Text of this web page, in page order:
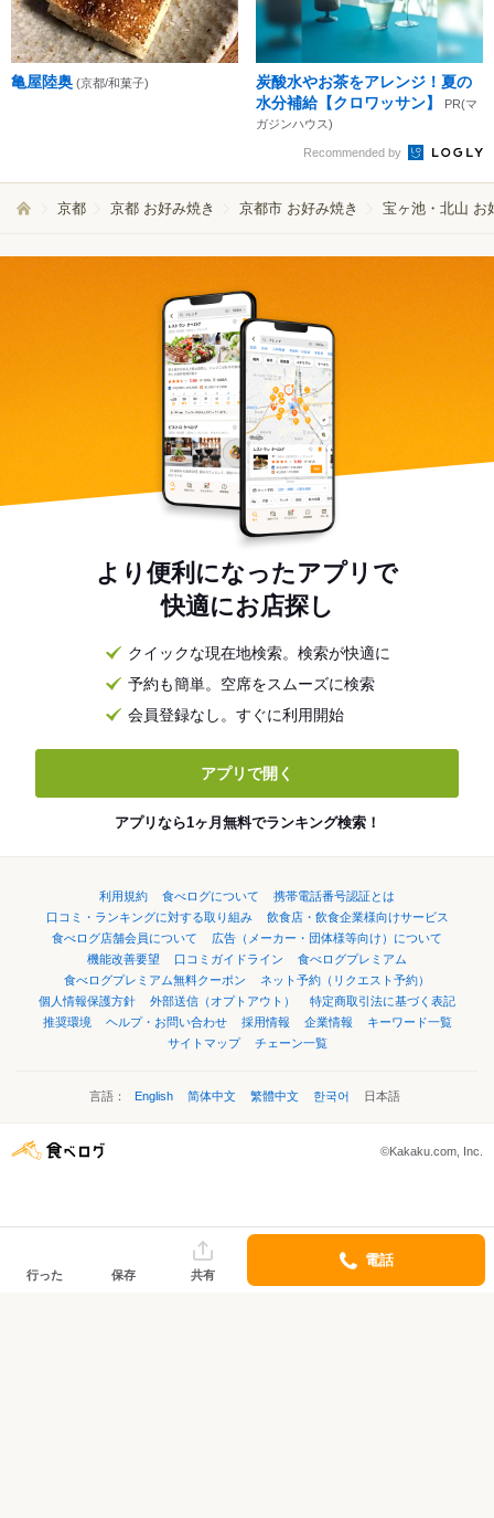
亀屋陸奥 (京都/和菓子)
炭酸水やお茶をアレンジ！夏の
水分補給【クロワッサン】
PR(マ
ガジンハウス)
Recommended by
京都 京都 お好み焼き 京都市 お好み焼き 宝ヶ池・北山 お
より便利になったアプリで
快適にお店探し
クイックな現在地検索。検索が快適に
予約も簡単。空席をスムーズに検索
会員登録なし。すぐに利用開始
アプリで開く
アプリなら1ヶ月無料でランキング検索！
利用規約 食べログについて
携帯電話番号認証とは
口コミ・ランキングに対する取り組み
飲食店・飲食企業様向けサービス
食べログ店舗会員について
広告（メーカー・団体様等向け）について
機能改善要望
口コミガイドライン
食べログプレミアム
食べログプレミアム無料クーポン
ネット予約（リクエスト予約）
個人情報保護方針
外部送信（オプトアウト）
特定商取引法に基づく表記
推奨環境
ヘルプ・お問い合わせ 採用情報 企業情報
キーワード一覧
サイトマップ
チェーン一覧
言語： English 简体中文 繁體中文 한국어 日本語
©Kakaku.com, Inc.
行った 保存 共有
電話